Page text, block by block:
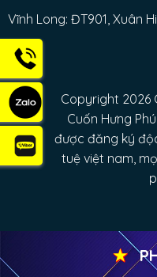
Vĩnh Long: ĐT901, Xuân
Copyright 2026
Cuốn Hưng
được đăng ký
tuệ việt nam,
PHÂN
Copyright 2026 ©